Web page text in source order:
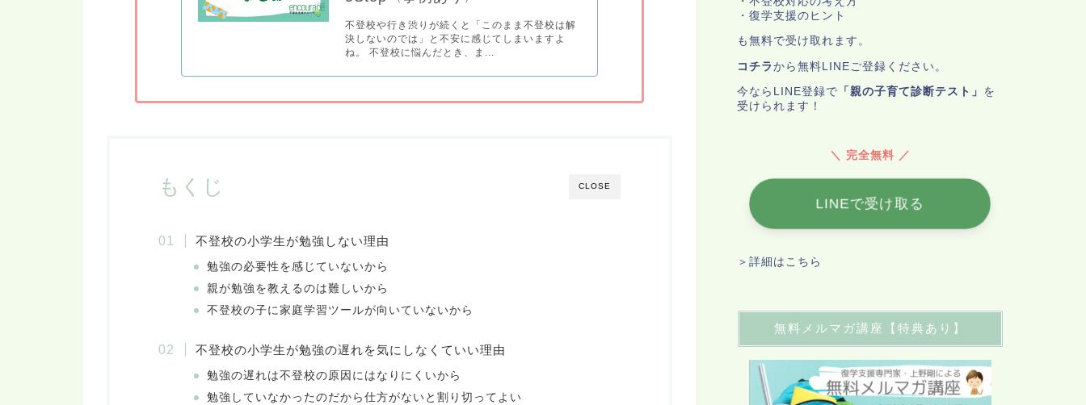
不登校や行き渋りが続くと「このまま不登校は解
決しないのでは」と不安に感じてしまいますよ
ね。 不登校に悩んだとき、ま...
CLOSE
もくじ
不登校の小学生が勉強しない理由
勉強の必要性を感じていないから
親が勉強を教えるのは難しいから
不登校の子に家庭学習ツールが向いていないから
不登校の小学生が勉強の遅れを気にしなくていい理由
勉強の遅れは不登校の原因にはなりにくいから
勉強していなかったのだから仕方がないと割り切ってよい
・復学支援のヒント
も無料で受け取れます。
コチラ から無料LINEご登録ください。
今ならLINE登録で 「親の子育て診断テスト」 を
受けられます！
＼ 完全無料 ／
LINEで受け取る
＞詳細はこちら
無料メルマガ講座【特典あり】